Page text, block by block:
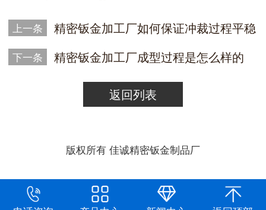
上一条 精密钣金加工厂​如何保证冲裁过程平稳
下一条 精密钣金加工厂成型过程是怎么样的
返回列表
版权所有 佳诚精密钣金制品厂